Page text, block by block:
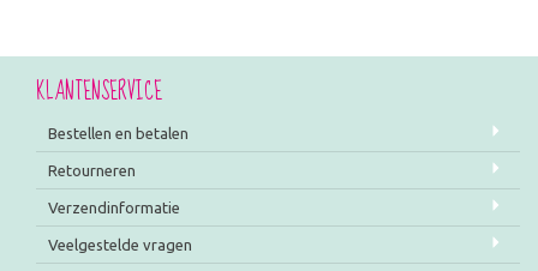
KLANTENSERVICE
Bestellen en betalen
Retourneren
Verzendinformatie
Veelgestelde vragen